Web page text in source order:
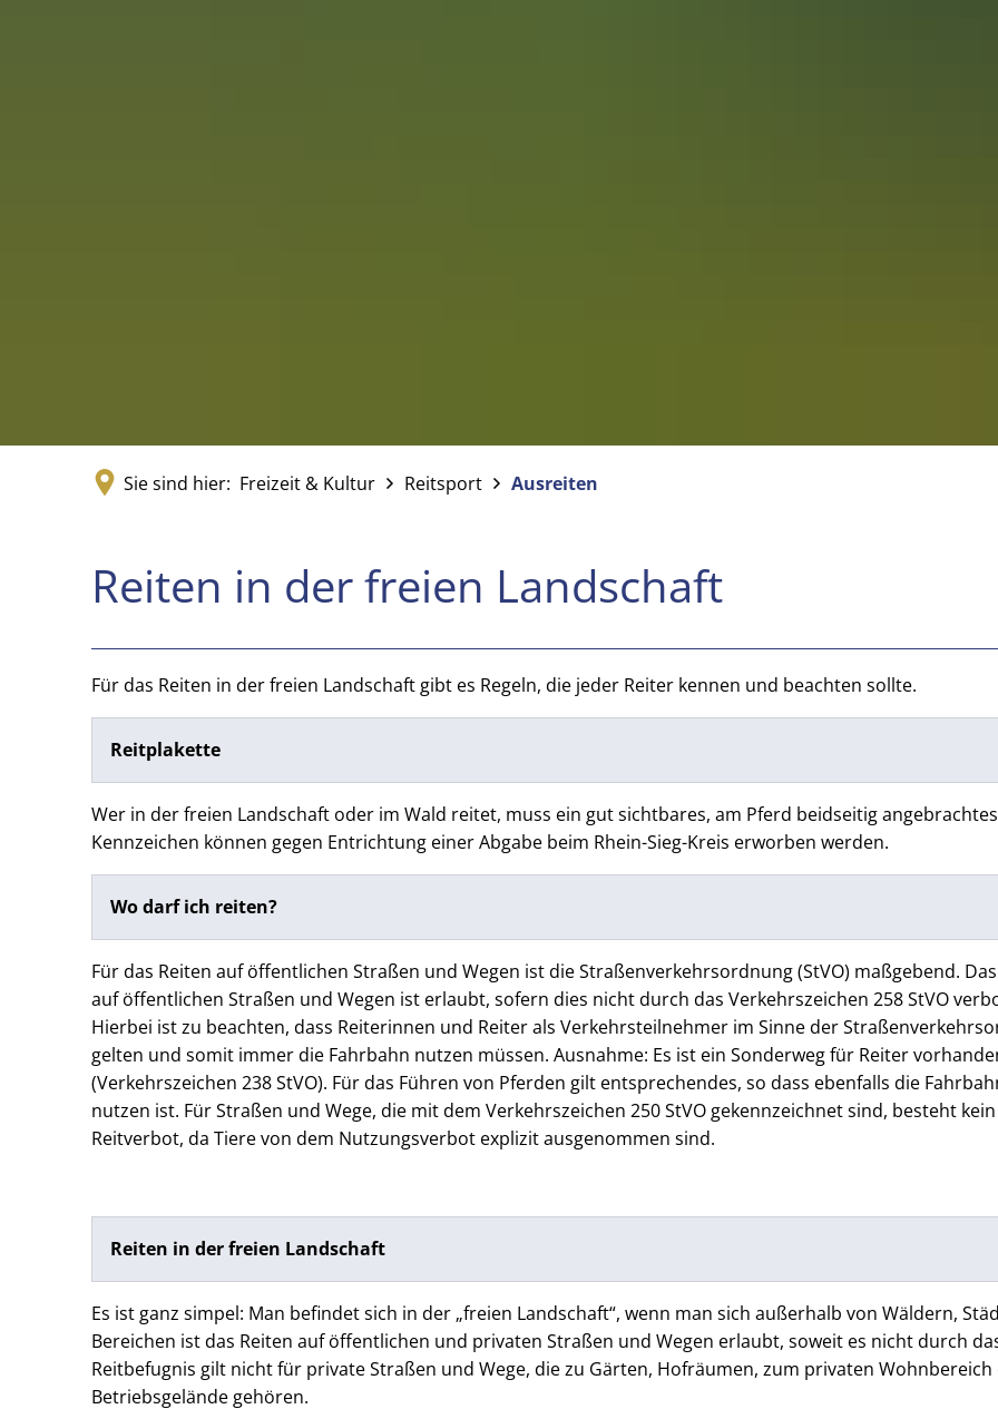
Sie sind hier: Freizeit & Kultur Reitsport Ausreiten
AusreitenReiten in der freien Landschaft
Für das Reiten in der freien Landschaft gibt es Regeln, die jeder Reiter kennen und beachten sollte.
Reitplakette
Wer in der freien Landschaft oder im Wald reitet, muss ein gut sichtbares, am Pferd beidseitig
Kennzeichen können gegen Entrichtung einer Abgabe beim Rhein-Sieg-Kreis erworben werden.
Wo darf ich reiten?
Für das Reiten auf öffentlichen Straßen und Wegen ist die Straßenverkehrsordnung (StVO) maßgebend.
auf öffentlichen Straßen und Wegen ist erlaubt, sofern dies nicht durch das Verkehrszeichen 258 StVO
Hierbei ist zu beachten, dass Reiterinnen und Reiter als Verkehrsteilnehmer im Sinne der
gelten und somit immer die Fahrbahn nutzen müssen. Ausnahme: Es ist ein Sonderweg für Reiter
(Verkehrszeichen 238 StVO). Für das Führen von Pferden gilt entsprechendes, so dass ebenfalls die
nutzen ist. Für Straßen und Wege, die mit dem Verkehrszeichen 250 StVO gekennzeichnet sind, besteht kein
Reitverbot, da Tiere von dem Nutzungsverbot explizit ausgenommen sind.
Reiten in der freien Landschaft
Es ist ganz simpel: Man befindet sich in der „freien Landschaft“, wenn man sich außerhalb von Wäldern,
Bereichen ist das Reiten auf öffentlichen und privaten Straßen und Wegen erlaubt, soweit es nicht durch
Reitbefugnis gilt nicht für private Straßen und Wege, die zu Gärten, Hofräumen, zum privaten
Betriebsgelände gehören.